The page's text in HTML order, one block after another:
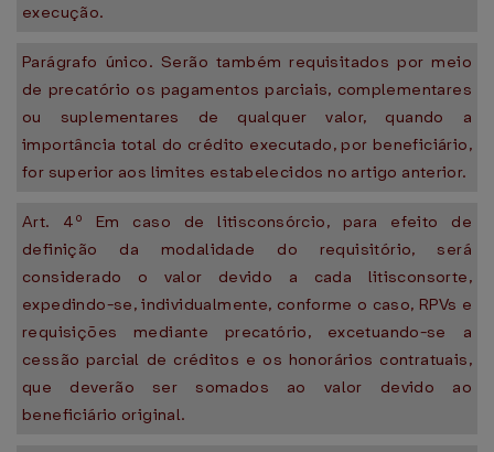
execução.
Parágrafo único. Serão também requisitados por meio
de precatório os pagamentos parciais, complementares
ou suplementares de qualquer valor, quando a
importância total do crédito executado, por beneficiário,
for superior aos limites estabelecidos no artigo anterior.
Art. 4º Em caso de litisconsórcio, para efeito de
definição da modalidade do requisitório, será
considerado o valor devido a cada litisconsorte,
expedindo-se, individualmente, conforme o caso, RPVs e
requisições mediante precatório, excetuando-se a
cessão parcial de créditos e os honorários contratuais,
que deverão ser somados ao valor devido ao
beneficiário original.